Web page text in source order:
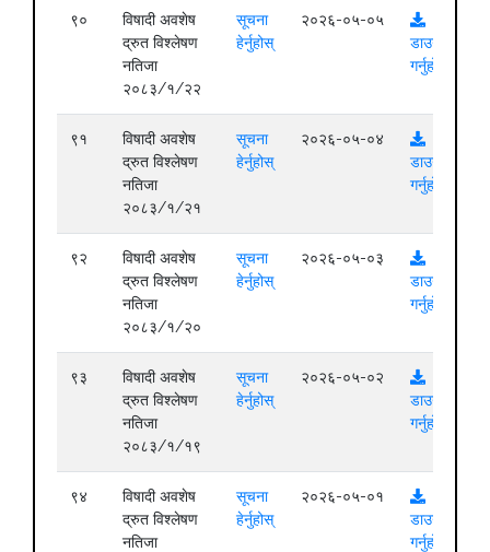
९०
विषादी अवशेष
द्रुत विश्लेषण
नतिजा
२०८३/१/२२
सूचना
हेर्नुहोस्
२०२६-०५-०५
डाउनलोड
गर्नुहोस्
९१
विषादी अवशेष
द्रुत विश्लेषण
नतिजा
२०८३/१/२१
सूचना
हेर्नुहोस्
२०२६-०५-०४
डाउनलोड
गर्नुहोस्
९२
विषादी अवशेष
द्रुत विश्लेषण
नतिजा
२०८३/१/२०
सूचना
हेर्नुहोस्
२०२६-०५-०३
डाउनलोड
गर्नुहोस्
९३
विषादी अवशेष
द्रुत विश्लेषण
नतिजा
२०८३/१/१९
सूचना
हेर्नुहोस्
२०२६-०५-०२
डाउनलोड
गर्नुहोस्
९४
विषादी अवशेष
द्रुत विश्लेषण
नतिजा
सूचना
हेर्नुहोस्
२०२६-०५-०१
डाउनलोड
गर्नुहोस्